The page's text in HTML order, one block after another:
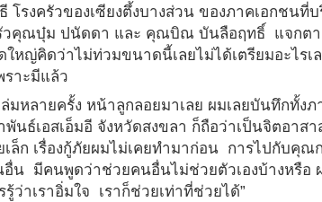
โรงครัวของเซียงตึ้งบางส่วน ของภาคเอกชนที่
วคุณบุ๋ม ปนัดดา และ คุณบิณ บันลือฤทธิ์ แจกตา
ใหญ่คิดว่าไม่ท่วมขนาดนี้เลยไม่ได้เตรียมอะไร
ราะมีแล้ว
ล่มหลายครั้ง หน้าลูกลอยมาเลย ผมเลยบันทึกทั้ง
นธ์เอสเอ็มอี จังหวัดสงขลา ก็ถือว่าเป็นจิตอาส
เล็ก เรื่องกู้ภัยผมไม่เคยทำมาก่อน การไปกับคุณ
อื่น มีคนพูดว่าช่วยคนอื่นไม่ช่วยตัวเองบ้างหรือ
าเราอิ่มใจ เราก็ช่วยเท่าที่ช่วยได้”